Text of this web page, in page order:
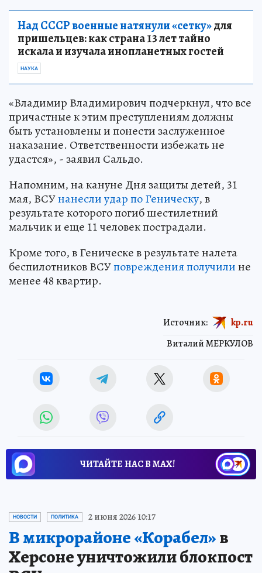
Над СССР военные натянули «сетку»для
пришельцев: как страна 13 лет тайно
искала и изучала инопланетных гостей
НАУКА
«Владимир Владимирович подчеркнул, что все
причастные к этим преступлениям должны
быть установлены и понести заслуженное
наказание. Ответственности избежать не
удастся», - заявил Сальдо.
Напомним, на кануне Дня защиты детей, 31
мая, ВСУнанесли удар по Геническу, в
результате которого погиб шестилетний
мальчик и еще 11 человек пострадали.
Кроме того, в Геническе в результате налета
беспилотников ВСУповреждения получилине
менее 48 квартир.
Виталий МЕРКУЛОВ
Источник: kp.ru
ЧИТАЙТЕ НАС В МАХ!
НОВОСТИ ПОЛИТИКА 2 июня 2026 10:17
В микрорайоне «Корабел»в
Херсоне уничтожили блокпост